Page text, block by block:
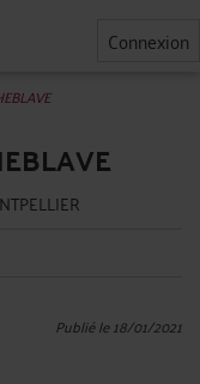
Connexion
Publié le 18/01/2021